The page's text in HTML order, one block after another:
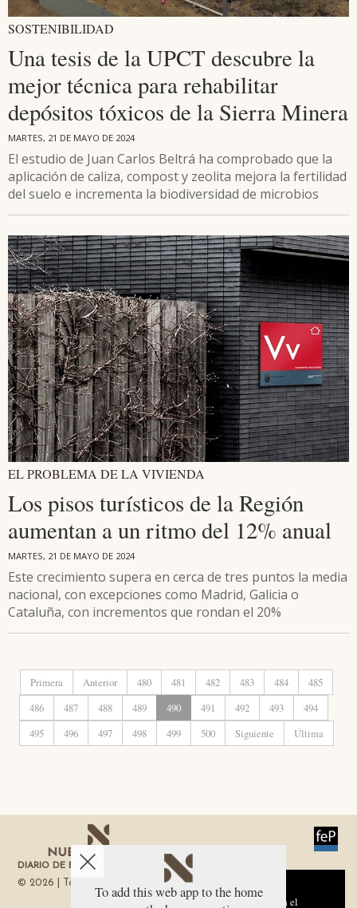
SOSTENIBILIDAD
Una tesis de la UPCT descubre la
mejor técnica para rehabilitar
depósitos tóxicos de la Sierra Minera
MARTES, 21 DE MAYO DE 2024
El estudio de Juan Carlos Beltrá ha comprobado que la
aplicación de caliza, compost y zeolita mejora la fertilidad
del suelo e incrementa la biodiversidad de microbios
EL PROBLEMA DE LA VIVIENDA
Los pisos turísticos de la Región
aumentan a un ritmo del 12% anual
MARTES, 21 DE MAYO DE 2024
Este crecimiento supera en cerca de tres puntos la media
nacional, con excepciones como Madrid, Galicia o
Cataluña, con incrementos que rondan el 20%
Primera Anterior 480 481 482 483 484
485
486
487 488 489 490 491 492 493
494
495
496 497 498 499 500 Siguiente Última
DIARIO DE ECONOMÍA DE LA REGIÓN DE MURCIA
© 2026 | Todos los derechos reservados
To add this web app to the home
Aviso sobre el Uso de cookies:
Utilizamos cookies nuestras y de terceros para el